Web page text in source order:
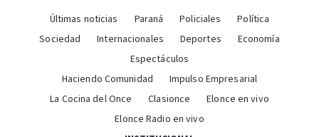
Últimas noticias Paraná Policiales
Política
Sociedad
Internacionales Deportes
Economía
Espectáculos
Haciendo Comunidad
Impulso Empresarial
La Cocina del Once
Clasionce
Elonce en vivo
Elonce Radio en vivo